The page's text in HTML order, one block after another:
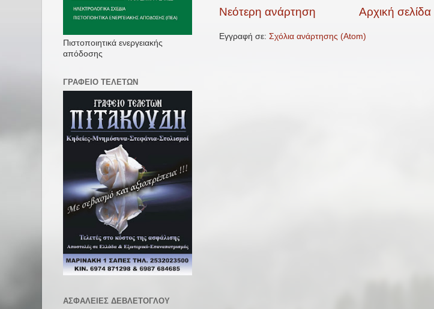
Νεότερη ανάρτηση Αρχική σελίδα
Εγγραφή σε: Σχόλια ανάρτησης (Atom)
Πιστοποιητικά ενεργειακής
απόδοσης
ΓΡΑΦΕΙΟ ΤΕΛΕΤΩΝ
ΑΣΦΑΛΕΙΕΣ ΔΕΒΛΕΤΟΓΛΟΥ